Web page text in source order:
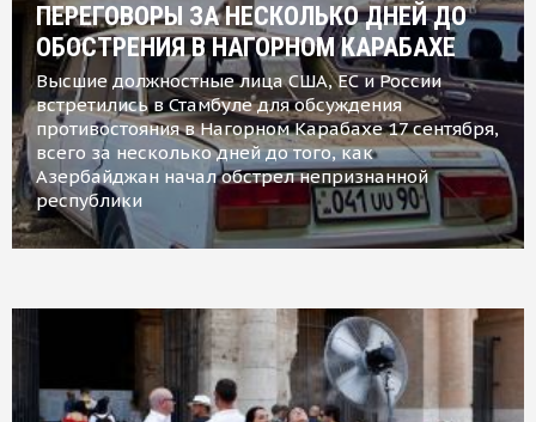
ПЕРЕГОВОРЫ ЗА НЕСКОЛЬКО ДНЕЙ ДО
ОБОСТРЕНИЯ В НАГОРНОМ КАРАБАХЕ
Высшие должностные лица США, ЕС и России
встретились в Стамбуле для обсуждения
противостояния в Нагорном Карабахе 17 сентября,
всего за несколько дней до того, как
Азербайджан начал обстрел непризнанной
республики